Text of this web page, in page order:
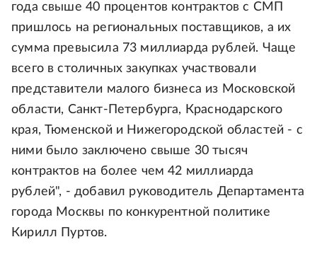
года свыше 40 процентов контрактов с СМП
пришлось на региональных поставщиков, а их
сумма превысила 73 миллиарда рублей. Чаще
всего в столичных закупках участвовали
представители малого бизнеса из Московской
области, Санкт-Петербурга, Краснодарского
края, Тюменской и Нижегородской областей - с
ними было заключено свыше 30 тысяч
контрактов на более чем 42 миллиарда
рублей", - добавил руководитель Департамента
города Москвы по конкурентной политике
Кирилл Пуртов.